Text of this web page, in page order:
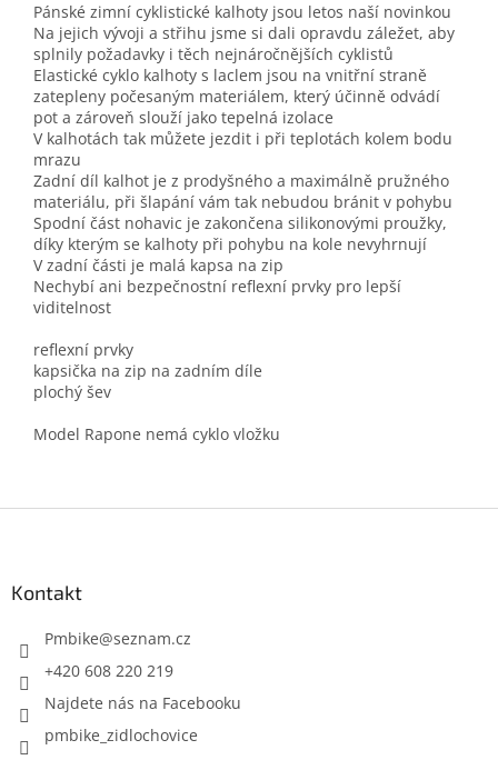
Pánské zimní cyklistické kalhoty jsou letos naší novinkou
Na jejich vývoji a střihu jsme si dali opravdu záležet, aby
splnily požadavky i těch nejnáročnějších cyklistů
Elastické cyklo kalhoty s laclem jsou na vnitřní straně
zatepleny počesaným materiálem, který účinně odvádí
pot a zároveň slouží jako tepelná izolace
V kalhotách tak můžete jezdit i při teplotách kolem bodu
mrazu
Zadní díl kalhot je z prodyšného a maximálně pružného
materiálu, při šlapání vám tak nebudou bránit v pohybu
Spodní část nohavic je zakončena silikonovými proužky,
díky kterým se kalhoty při pohybu na kole nevyhrnují
V zadní části je malá kapsa na zip
Nechybí ani bezpečnostní reflexní prvky pro lepší
viditelnost
reflexní prvky
kapsička na zip na zadním díle
plochý šev
Model Rapone nemá cyklo vložku
Kontakt
Pmbike@seznam.cz
+420 608 220 219
Najdete nás na Facebooku
pmbike_zidlochovice